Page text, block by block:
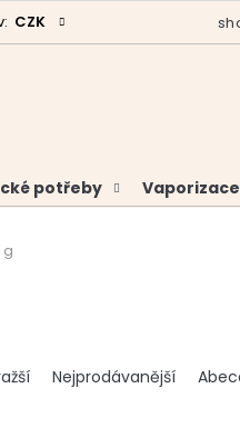
a certifikáty Hodnocení
CZK
potřeby Vaporizace
g
Nejprodávanější